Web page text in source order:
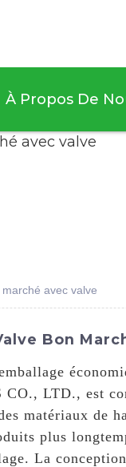
À Propos De
avec valve
Bon
LTD., est
matériaux de
plus
La